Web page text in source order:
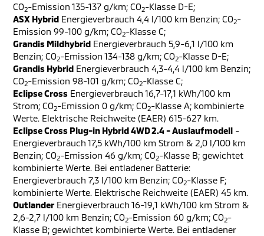
CO2-Emission 135-137 g/km; CO2-Klasse D-E;
ASX Hybrid Energieverbrauch 4,4 l/100 km Benzin; CO2-
Emission 99-100 g/km; CO2-Klasse C;
Grandis Mildhybrid Energieverbrauch 5,9-6,1 l/100 km
Benzin; CO2-Emission 134-138 g/km; CO2-Klasse D-E;
Grandis Hybrid Energieverbrauch 4,3-4,4 l/100 km Benzin;
CO2-Emission 98-101 g/km; CO2-Klasse C;
Eclipse Cross Energieverbrauch 16,7-17,1 kWh/100 km
Strom; CO2-Emission 0 g/km; CO2-Klasse A; kombinierte
Werte. Elektrische Reichweite (EAER) 615-627 km.
Eclipse Cross Plug-in Hybrid 4WD 2.4 - Auslaufmodell -
Energieverbrauch 17,5 kWh/100 km Strom & 2,0 l/100 km
Benzin; CO2-Emission 46 g/km; CO2-Klasse B; gewichtet
kombinierte Werte. Bei entladener Batterie:
Energieverbrauch 7,3 l/100 km Benzin; CO2-Klasse F;
kombinierte Werte. Elektrische Reichweite (EAER) 45 km.
Outlander Energieverbrauch 16-19,1 kWh/100 km Strom &
2,6-2,7 l/100 km Benzin; CO2-Emission 60 g/km; CO2-
Klasse B; gewichtet kombinierte Werte. Bei entladener